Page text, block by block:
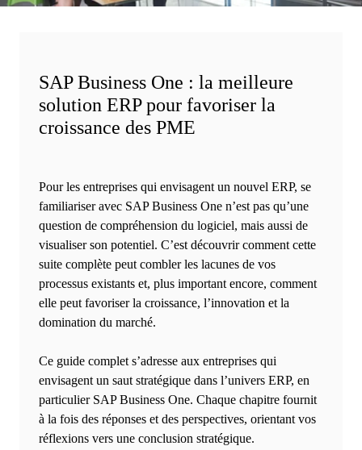
SAP Business One : la meilleure
solution ERP pour favoriser la
croissance des PME
Pour les entreprises qui envisagent un nouvel ERP, se
familiariser avec SAP Business One n’est pas qu’une
question de compréhension du logiciel, mais aussi de
visualiser son potentiel. C’est découvrir comment cette
suite complète peut combler les lacunes de vos
processus existants et, plus important encore, comment
elle peut favoriser la croissance, l’innovation et la
domination du marché.
Ce guide complet s’adresse aux entreprises qui
envisagent un saut stratégique dans l’univers ERP, en
particulier SAP Business One. Chaque chapitre fournit
à la fois des réponses et des perspectives, orientant vos
réflexions vers une conclusion stratégique.